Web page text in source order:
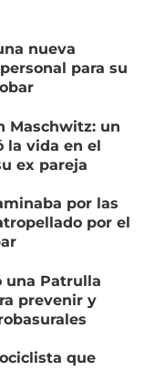
nueva
para su
Maschwitz: un
la vida en el
ex pareja
por las
por el
una Patrulla
prevenir y
que